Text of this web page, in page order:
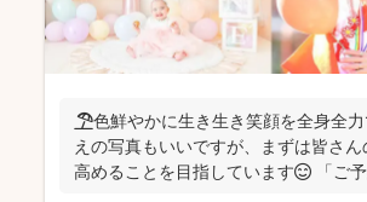
🏖️色鮮やかに生き生き笑顔を全身全力
えの写真もいいですが、まずは皆さ
高めることを目指しています😊 「ご